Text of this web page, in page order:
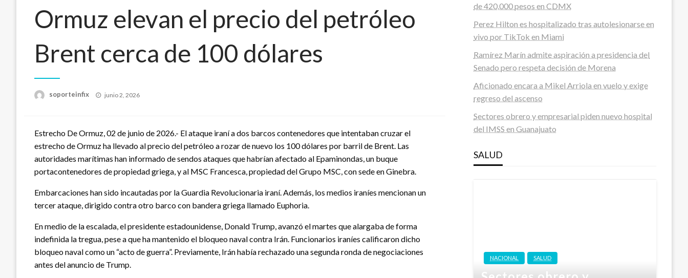
Ormuz elevan el precio del petróleo
Brent cerca de 100 dólares
soporteinfix
Publicado
junio 2, 2026
Estrecho De Ormuz, 02 de junio de 2026.- El ataque iraní a dos barcos contenedores que intentaban cruzar el
estrecho de Ormuz ha llevado al precio del petróleo a rozar de nuevo los 100 dólares por barril de Brent. Las
autoridades marítimas han informado de sendos ataques que habrían afectado al Epaminondas, un buque
portacontenedores de propiedad griega, y al MSC Francesca, propiedad del Grupo MSC, con sede en Ginebra.
Embarcaciones han sido incautadas por la Guardia Revolucionaria iraní. Además, los medios iraníes mencionan un
tercer ataque, dirigido contra otro barco con bandera griega llamado Euphoria.
En medio de la escalada, el presidente estadounidense, Donald Trump, avanzó el martes que alargaba de forma
indefinida la tregua, pese a que ha mantenido el bloqueo naval contra Irán. Funcionarios iraníes calificaron dicho
bloqueo naval como un “acto de guerra”. Previamente, Irán había rechazado una segunda ronda de negociaciones
antes del anuncio de Trump.
de 420,000 pesos en CDMX
Perez Hilton es hospitalizado tras autolesionarse en
vivo por TikTok en Miami
Ramírez Marín admite aspiración a presidencia del
Senado pero respeta decisión de Morena
Aficionado encara a Mikel Arriola en vuelo y exige
regreso del ascenso
Sectores obrero y empresarial piden nuevo hospital
del IMSS en Guanajuato
SALUD
NACIONAL SALUD